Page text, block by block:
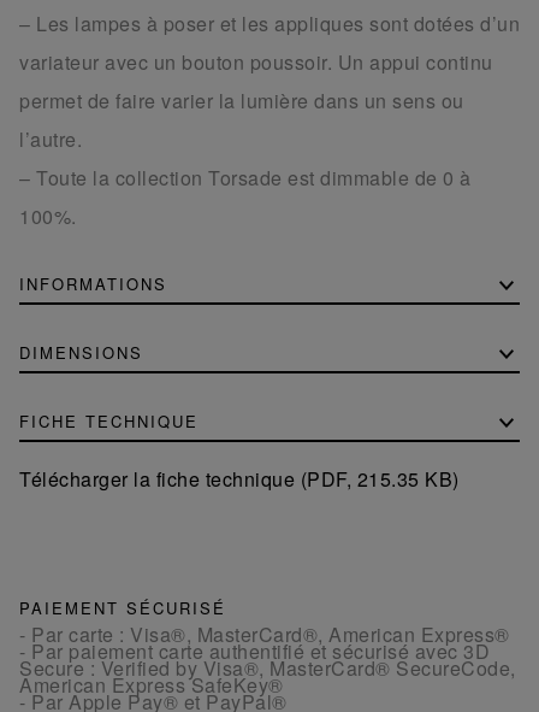
– Les lampes à poser et les appliques sont dotées d’un
variateur avec un bouton poussoir. Un appui continu
permet de faire varier la lumière dans un sens ou
l’autre.
– Toute la collection Torsade est dimmable de 0 à
100%.
INFORMATIONS
DIMENSIONS
FICHE TECHNIQUE
Télécharger la fiche technique (PDF, 215.35 KB)
PAIEMENT SÉCURISÉ
- Par carte : Visa®, MasterCard®, American Express®
- Par paiement carte authentifié et sécurisé avec 3D
Secure : Verified by Visa®, MasterCard® SecureCode,
American Express SafeKey®
- Par Apple Pay® et PayPal®